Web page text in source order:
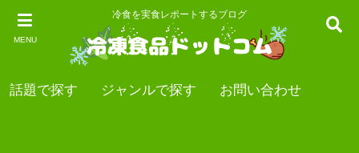
MENU
冷食を実食レポートするブログ
話題で探す ジャンルで探す お問い合わせ